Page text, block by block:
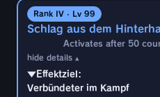
- Erleiden eines Schlag- oder
Spezial-/Superangriffs vom
Ausnahmen), während
▼Effektdetails:
- Unterbricht gegnerische
▼Bedingungen:
Wenn 65 Zeiteinheiten
folgenden Bedingungen
- "
Freezer-Armee" im
- Erleiden eines Schlag- oder
Rank IV · Lv 99
Schlag aus dem
Activates after 50
hide details ▴
▼Effektziel:
Verbündeter im Kampf